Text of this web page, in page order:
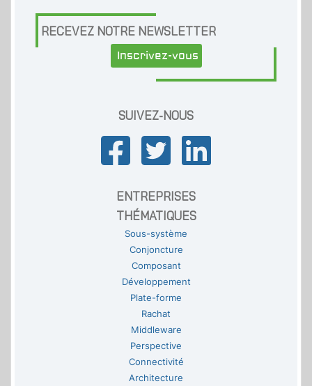
RECEVEZ NOTRE NEWSLETTER
Inscrivez-vous
SUIVEZ-NOUS
ENTREPRISES
THÉMATIQUES
Sous-système
Conjoncture
Composant
Développement
Plate-forme
Rachat
Middleware
Perspective
Connectivité
Architecture